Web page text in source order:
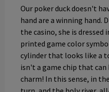
Our poker duck doesn't
hand are a winning hand.
the casino, she is dressed
printed game color
cylinder that looks like a
isn't a game chip that can
charm! In this sense, in